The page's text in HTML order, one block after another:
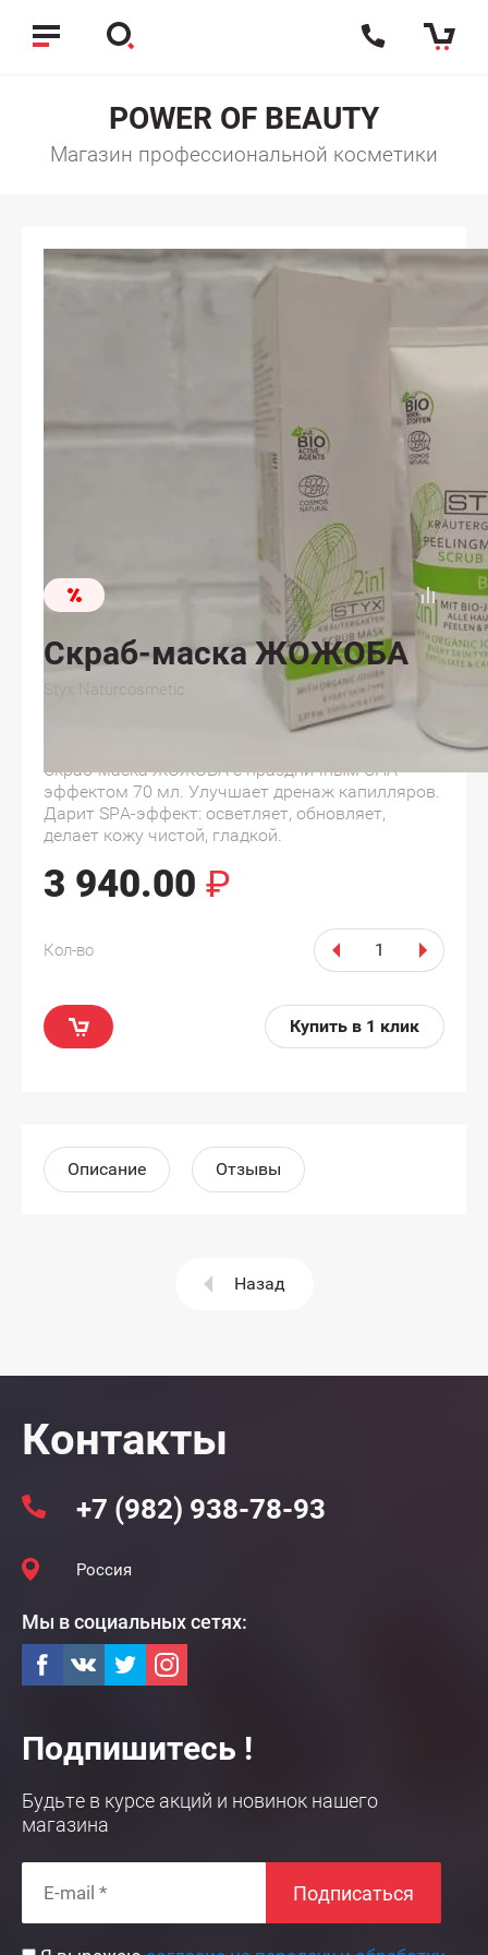
POWER OF BEAUTY
Магазин профессиональной косметики
Скраб-маска ЖОЖОБА
Styx Naturcosmetic
Скраб-маска ЖОЖОБА с праздничным СПА
эффектом 70 мл. Улучшает дренаж капилляров.
Дарит SPA-эффект: осветляет, обновляет,
делает кожу чистой, гладкой.
3 940.00 ₽
Кол-во
Купить в 1 клик
Описание Отзывы
Назад
Подпишитесь !
Будьте в курсе акций и новинок нашего
магазина
Подписаться
Контакты
+7 (982) 938-78-93
Россия
Мы в социальных сетях: